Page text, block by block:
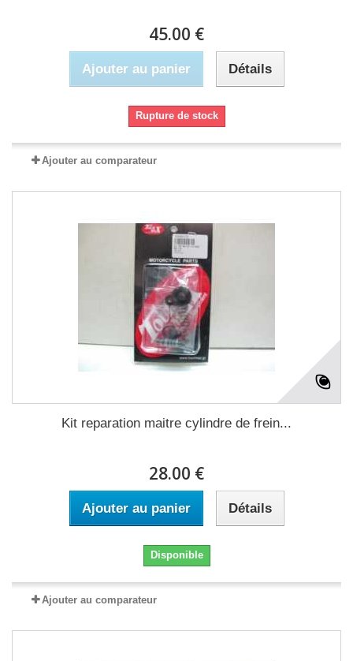
45.00 €
Ajouter au panier Détails
Rupture de stock
Ajouter au comparateur
Kit reparation maitre cylindre de frein...
28.00 €
Ajouter au panier Détails
Disponible
Ajouter au comparateur